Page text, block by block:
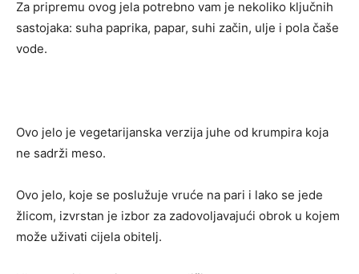
Za pripremu ovog jela potrebno vam je nekoliko ključnih
sastojaka: suha paprika, papar, suhi začin, ulje i pola čaše
vode.
Ovo jelo je vegetarijanska verzija juhe od krumpira koja
ne sadrži meso.
Ovo jelo, koje se poslužuje vruće na pari i lako se jede
žlicom, izvrstan je izbor za zadovoljavajući obrok u kojem
može uživati ​​cijela obitelj.